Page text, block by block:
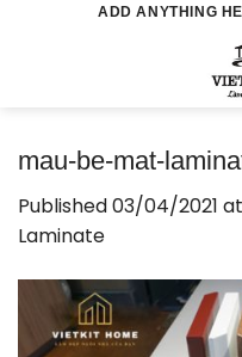
ADD ANYTHING
mau-be-mat-
Published03/04/2021 at
Laminate